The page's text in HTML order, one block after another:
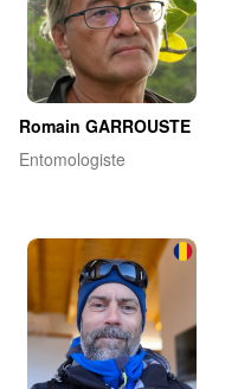
Romain GARROUSTE
Entomologiste